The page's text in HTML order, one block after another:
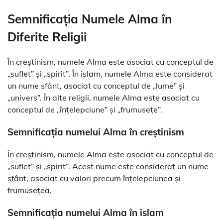
Semnificația Numele Alma în
Diferite Religii
În creștinism, numele Alma este asociat cu conceptul de
„suflet” și „spirit”. În islam, numele Alma este considerat
un nume sfânt, asociat cu conceptul de „lume” și
„univers”. În alte religii, numele Alma este asociat cu
conceptul de „înțelepciune” și „frumusețe”.
Semnificația numelui Alma în creștinism
În creștinism, numele Alma este asociat cu conceptul de
„suflet” și „spirit”. Acest nume este considerat un nume
sfânt, asociat cu valori precum înțelepciunea și
frumusețea.
Semnificația numelui Alma în islam